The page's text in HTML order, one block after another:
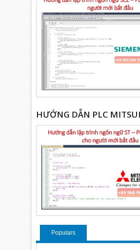
HƯỚNG DẪN PLC
Populars